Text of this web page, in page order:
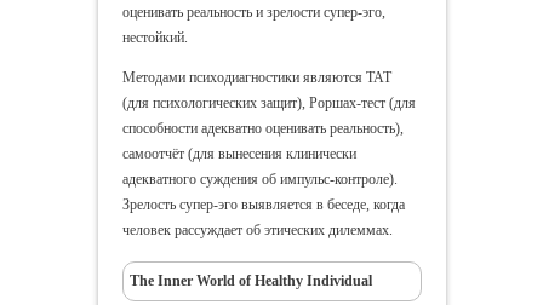
оценивать реальность и зрелости супер-эго,
нестойкий.
Методами психодиагностики являются ТАТ
(для психологических защит), Роршах-тест (для
способности адекватно оценивать реальность),
самоотчёт (для вынесения клинически
адекватного суждения об импульс-контроле).
Зрелость супер-эго выявляется в беседе, когда
человек рассуждает об этических дилеммах.
The Inner World of Healthy Individual